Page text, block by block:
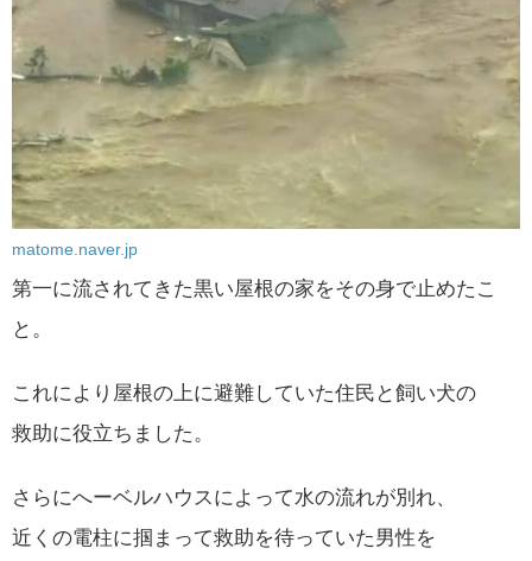
matome.naver.jp
第一に流されてきた黒い屋根の家をその身で止めたこ
と。
これにより屋根の上に避難していた住民と飼い犬の
救助に役立ちました。
さらにへーベルハウスによって水の流れが別れ、
近くの電柱に掴まって救助を待っていた男性を